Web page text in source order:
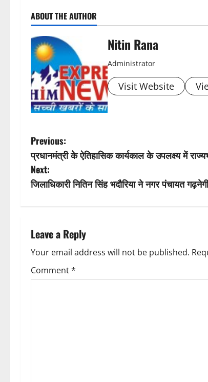
o
s
t
n
a
v
i
g
i
o
n
ABOUT THE AUTHOR
Nitin Rana
Administrator
Visit Website
P
o
s
n
a
v
Previous:
प्रधानमंत्री के ऐतिहासिक कार्यकाल के उपलक्ष्य में
Next:
जिलाधिकारी नितिन सिंह भदौरिया ने नगर पंचायत
Leave a Reply
Your email address will not be published.
Comment*